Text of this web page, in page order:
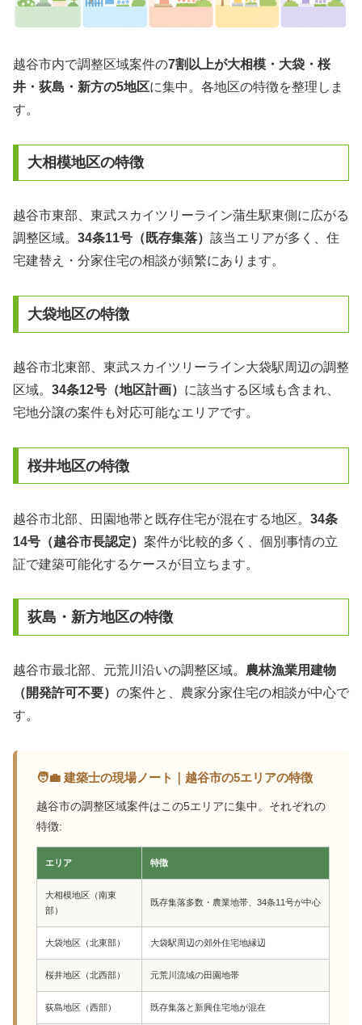
越谷市内で調整区域案件の7割以上が大相模・大袋・桜
井・荻島・新方の5地区に集中。各地区の特徴を整理しま
す。
大相模地区の特徴
越谷市東部、東武スカイツリーライン蒲生駅東側に広がる
調整区域。 34条11号（既存集落） 該当エリアが多く、住
宅建替え・分家住宅の相談が頻繁にあります。
大袋地区の特徴
越谷市北東部、東武スカイツリーライン大袋駅周辺の調整
区域。 34条12号（地区計画） に該当する区域も含まれ、
宅地分譲の案件も対応可能なエリアです。
桜井地区の特徴
越谷市北部、田園地帯と既存住宅が混在する地区。 34条
14号（越谷市長認定） 案件が比較的多く、個別事情の立
証で建築可能化するケースが目立ちます。
荻島・新方地区の特徴
越谷市最北部、元荒川沿いの調整区域。 農林漁業用建物
（開発許可不要） の案件と、農家分家住宅の相談が中心で
す。
🧑‍💼 建築士の現場ノート｜越谷市の5エリアの特徴
越谷市の調整区域案件はこの5エリアに集中。それぞれの
特徴:
エリア 特徴
大相模地区（南東
部）
既存集落多数・農業地帯、34条11号が中心
大袋地区（北東部） 大袋駅周辺の郊外住宅地縁辺
桜井地区（北西部） 元荒川流域の田園地帯
荻島地区（西部） 既存集落と新興住宅地が混在